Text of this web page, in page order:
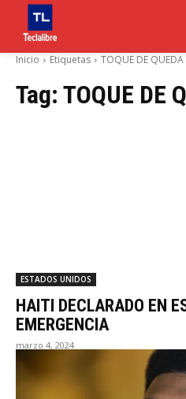
Inicio Etiquetas TOQUE DE QUEDA
Tag: TOQUE DE
ESTADOS UNIDOS
HAITI DECLARADO EN
EMERGENCIA
marzo 4, 2024